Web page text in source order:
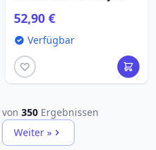
52,90 €
Verfügbar
von 350 Ergebnissen
Weiter »